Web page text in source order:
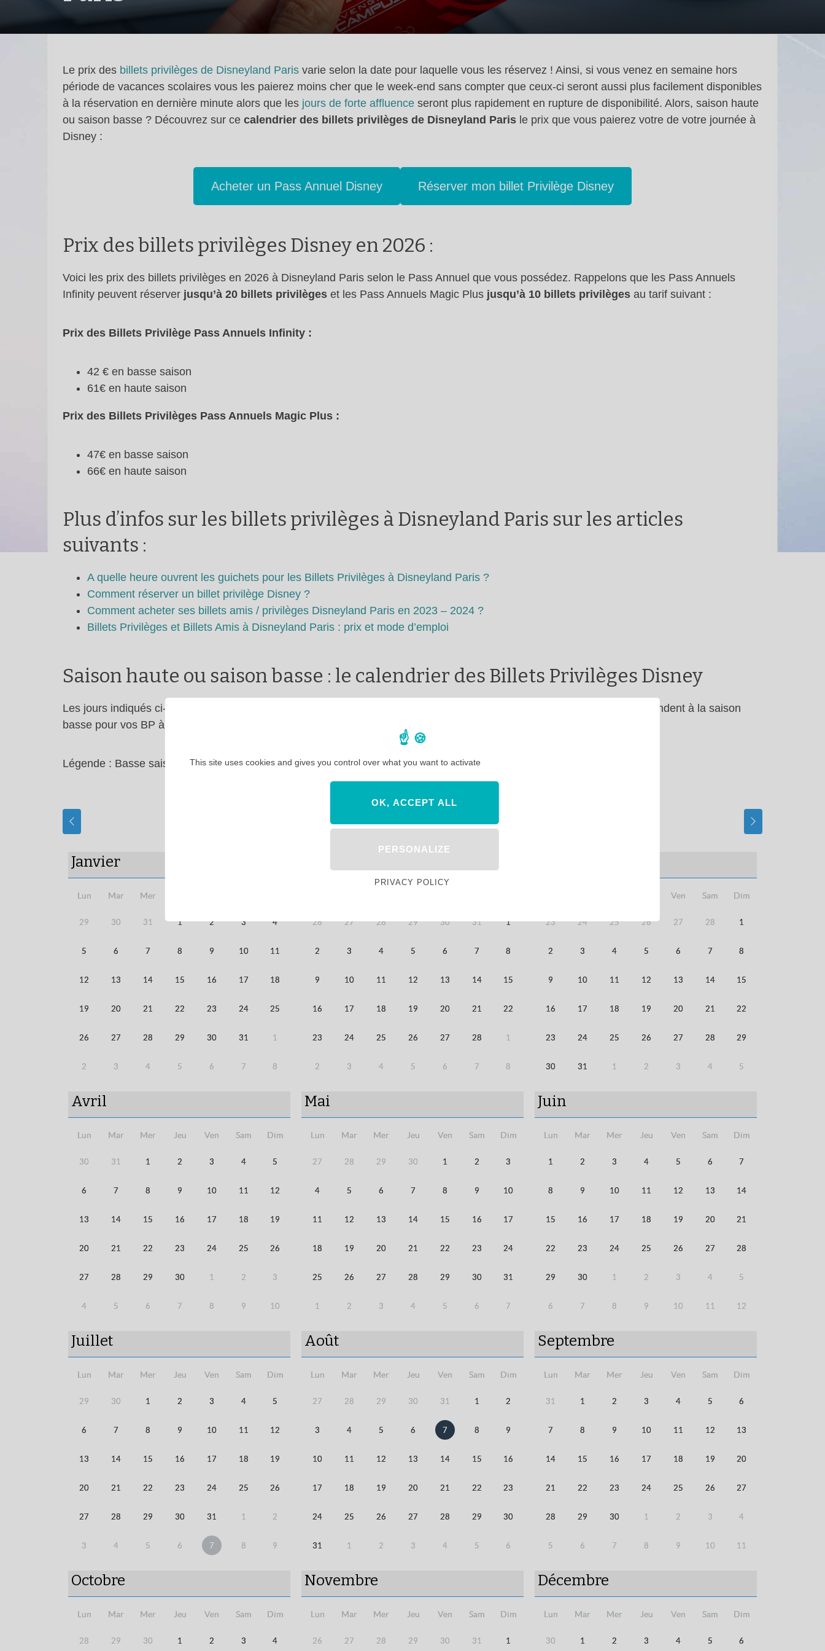
Le prix des billets privilèges de Disneyland Paris varie selon la date pour laquelle vous les réservez ! Ainsi, si vous venez en semaine hors
période de vacances scolaires vous les paierez moins cher que le week-end sans compter que ceux-ci seront aussi plus facilement disponibles
à la réservation en dernière minute alors que les jours de forte affluence seront plus rapidement en rupture de disponibilité. Alors, saison haute
ou saison basse ? Découvrez sur ce calendrier des billets privilèges de Disneyland Paris le prix que vous paierez votre de votre journée à
Disney :
Acheter un Pass Annuel Disney Réserver mon billet Privilège Disney
Prix des billets privilèges Disney en 2026 :
Voici les prix des billets privilèges en 2026 à Disneyland Paris selon le Pass Annuel que vous possédez. Rappelons que les Pass Annuels
Infinity peuvent réserver jusqu’à 20 billets privilèges et les Pass Annuels Magic Plus jusqu’à 10 billets privilèges au tarif suivant :
Prix des Billets Privilège Pass Annuels Infinity :
42 € en basse saison
61€ en haute saison
Prix des Billets Privilèges Pass Annuels Magic Plus :
47€ en basse saison
66€ en haute saison
Plus d’infos sur les billets privilèges à Disneyland Paris sur les articles
suivants :
A quelle heure ouvrent les guichets pour les Billets Privilèges à Disneyland Paris ?
Comment réserver un billet privilège Disney ?
Comment acheter ses billets amis / privilèges Disneyland Paris en 2023 – 2024 ?
Billets Privilèges et Billets Amis à Disneyland Paris : prix et mode d’emploi
Saison haute ou saison basse : le calendrier des Billets Privilèges Disney
Les jours indiqués ci-dessous
Toutes les autres dates correspondent à la saison
basse pour vos BP à Disneyland Paris.
Légende : Basse saison | Haute saison
2026
Janvier
Lun Mar Mer
29 30 31 1 2 3 4
5 6 7 8 9 10 11
12 13 14 15 16 17 18
19 20 21 22 23 24 25
26 27 28 29 30 31 1
2 3 4 5 6 7 8
26 27 28 29 30 31 1
2 3 4 5 6 7 8
9 10 11 12 13 14 15
16 17 18 19 20 21 22
23 24 25 26 27 28 1
2 3 4 5 6 7 8
Ven Sam Dim
23 24 25 26 27 28 1
2 3 4 5 6 7 8
9 10 11 12 13 14 15
16 17 18 19 20 21 22
23 24 25 26 27 28 29
30 31 1 2 3 4 5
Avril
Lun Mar Mer Jeu Ven Sam Dim
30 31 1 2 3 4 5
6 7 8 9 10 11 12
13 14 15 16 17 18 19
20 21 22 23 24 25 26
27 28 29 30 1 2 3
4 5 6 7 8 9 10
Mai
Lun Mar Mer Jeu Ven Sam Dim
27 28 29 30 1 2 3
4 5 6 7 8 9 10
11 12 13 14 15 16 17
18 19 20 21 22 23 24
25 26 27 28 29 30 31
1 2 3 4 5 6 7
Juin
Lun Mar Mer Jeu Ven Sam Dim
1 2 3 4 5 6 7
8 9 10 11 12 13 14
15 16 17 18 19 20 21
22 23 24 25 26 27 28
29 30 1 2 3 4 5
6 7 8 9 10 11 12
Juillet
Lun Mar Mer Jeu Ven Sam Dim
29 30 1 2 3 4 5
6 7 8 9 10 11 12
13 14 15 16 17 18 19
20 21 22 23 24 25 26
27 28 29 30 31 1 2
3 4 5 6 7 8 9
Août
Lun Mar Mer Jeu Ven Sam Dim
27 28 29 30 31 1 2
3 4 5 6 7 8 9
10 11 12 13 14 15 16
17 18 19 20 21 22 23
24 25 26 27 28 29 30
31 1 2 3 4 5 6
Septembre
Lun Mar Mer Jeu Ven Sam Dim
31 1 2 3 4 5 6
7 8 9 10 11 12 13
14 15 16 17 18 19 20
21 22 23 24 25 26 27
28 29 30 1 2 3 4
5 6 7 8 9 10 11
Octobre
Lun Mar Mer Jeu Ven Sam Dim
28 29 30 1 2 3 4
Novembre
Lun Mar Mer Jeu Ven Sam Dim
26 27 28 29 30 31 1
Décembre
Lun Mar Mer Jeu Ven Sam Dim
30 1 2 3 4 5 6
This site uses cookies and gives you control over what you want to activate
OK, ACCEPT ALL
PERSONALIZE
PRIVACY POLICY